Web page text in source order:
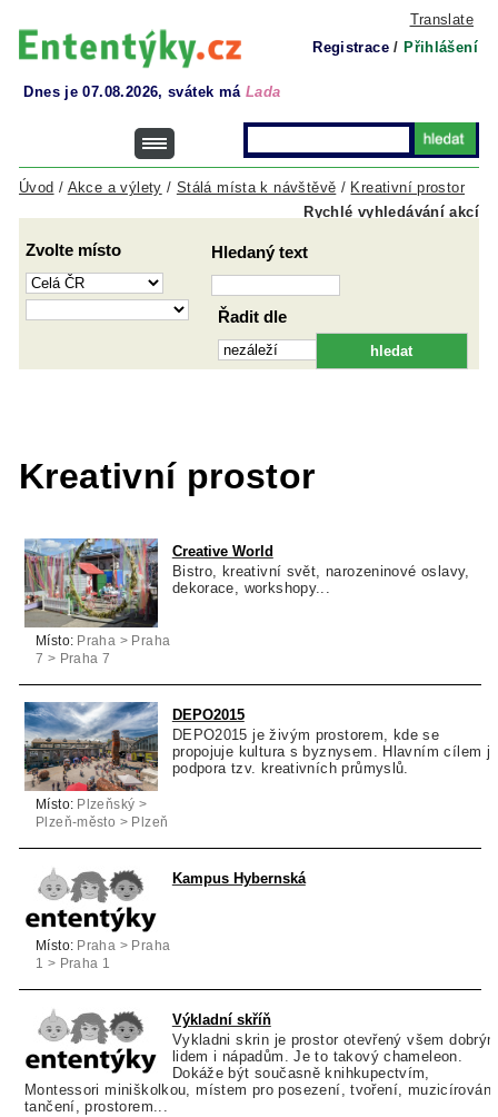
Translate
Registrace / Přihlášení
Dnes je 07.08.2026, svátek má Lada
Rychlé vyhledávání akcí
Úvod / Akce a výlety / Stálá místa k návštěvě / Kreativní prostor
Zvolte místo Hledaný text
Řadit dle
Kreativní prostor
Creative World
Bistro, kreativní svět, narozeninové oslavy,
dekorace, workshopy...
Místo: Praha > Praha
7 > Praha 7
DEPO2015
DEPO2015 je živým prostorem, kde se
propojuje kultura s byznysem. Hlavním cílem je
podpora tzv. kreativních průmyslů.
Místo: Plzeňský >
Plzeň-město > Plzeň
Kampus Hybernská
Místo: Praha > Praha
1 > Praha 1
Výkladní skříň
Vykladni skrin je prostor otevřený všem
lidem i nápadům. Je to takový chameleon.
Dokáže být současně knihkupectvím,
Montessori miniškolkou, místem pro posezení, tvoření,
tančení, prostorem...